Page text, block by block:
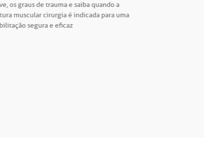
os graus de trauma e saiba quando a
muscular cirurgia é indicada para uma
segura e eficaz